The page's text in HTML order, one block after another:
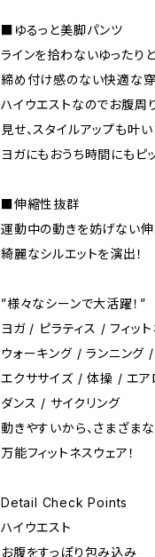
■ゆるっと美脚パンツ
ラインを拾わないゆったり
締め付け感のない快適な穿
ハイウエストなのでお腹周
見せ、スタイルアップも叶い
ヨガにもおうち時間にもピ
■伸縮性抜群
運動中の動きを妨げない
綺麗なシルエットを演出！
”様々なシーンで大活躍！”
ヨガ / ピラティス / フィッ
ウォーキング / ランニング
エクササイズ / 体操 / エア
ダンス / サイクリング
動きやすいから、さまざま
万能フィットネスウェア！
Detail Check Points
ハイウエスト
お腹をすっぽり包み込み